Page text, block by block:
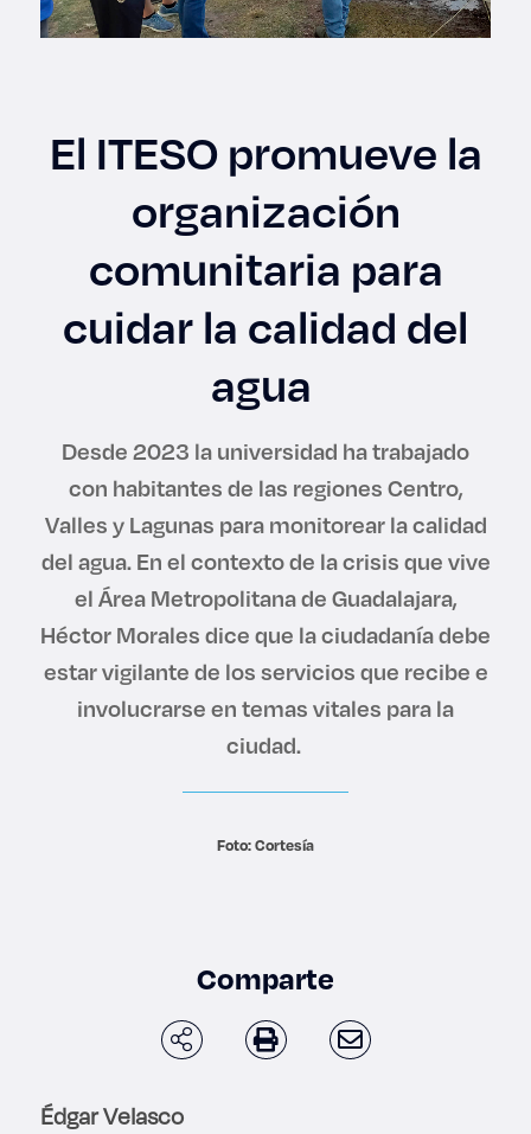
Becas
Graduaciones
Derecho
Carreras
Derecho
Prepa ITESO
Becas
El ITESO promueve la
organización
comunitaria para
cuidar la calidad del
agua
Desde 2023 la universidad ha trabajado
con habitantes de las regiones Centro,
Valles y Lagunas para monitorear la calidad
del agua. En el contexto de la crisis que vive
el Área Metropolitana de Guadalajara,
Héctor Morales dice que la ciudadanía debe
estar vigilante de los servicios que recibe e
involucrarse en temas vitales para la
ciudad.
Foto: Cortesía
Comparte
Édgar Velasco